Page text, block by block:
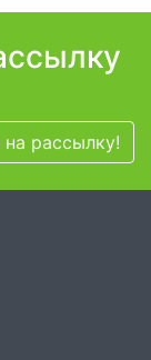
рассылку!